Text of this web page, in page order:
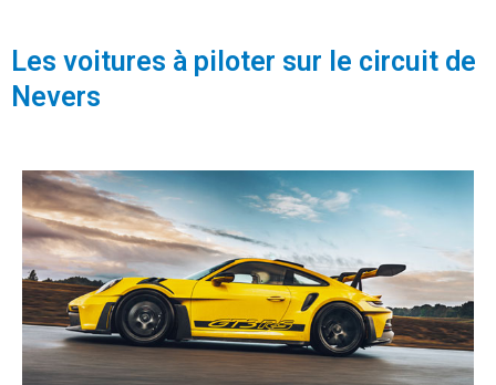
Les voitures à piloter sur le circuit de
Nevers